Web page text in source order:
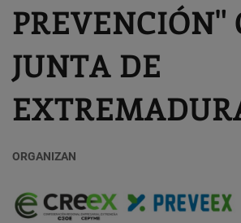
PREVENCIÓN"
JUNTA DE
ORGANIZAN